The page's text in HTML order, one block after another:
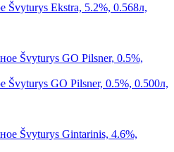
Švyturys Ekstra, 5.2%, 0.568л,
Švyturys GO Pilsner, 0.5%, 0.500л,